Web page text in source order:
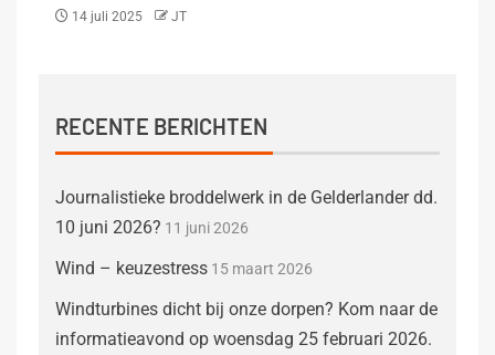
14 juli 2025 JT
RECENTE BERICHTEN
Journalistieke broddelwerk in de Gelderlander dd.
10 juni 2026? 11 juni 2026
Wind – keuzestress 15 maart 2026
Windturbines dicht bij onze dorpen? Kom naar de
informatieavond op woensdag 25 februari 2026.